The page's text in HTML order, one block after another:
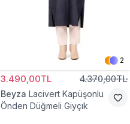
2
3.490,00TL 4.370,00TL
Beyza Lacivert Kapüşonlu
Önden Düğmeli Giyçık